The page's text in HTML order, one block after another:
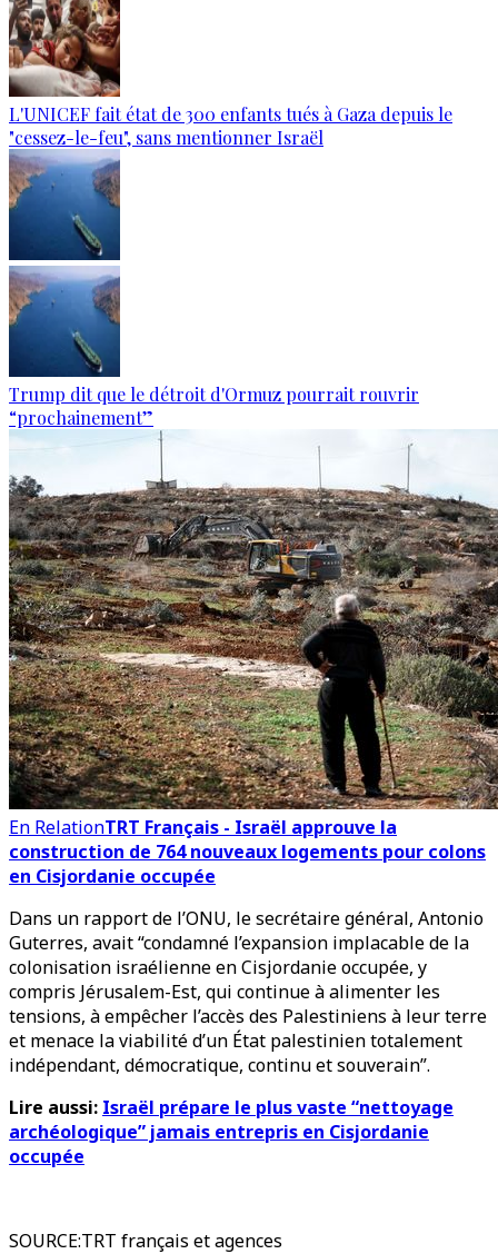
L'UNICEF fait état de 300 enfants tués à Gaza depuis le
"cessez-le-feu", sans mentionner Israël
Trump dit que le détroit d'Ormuz pourrait rouvrir
“prochainement”
En RelationTRT Français - Israël approuve la
construction de 764 nouveaux logements pour colons
en Cisjordanie occupée
Dans un rapport de l’ONU, le secrétaire général, Antonio
Guterres, avait “condamné l’expansion implacable de la
colonisation israélienne en Cisjordanie occupée, y
compris Jérusalem-Est, qui continue à alimenter les
tensions, à empêcher l’accès des Palestiniens à leur terre
et menace la viabilité d’un État palestinien totalement
indépendant, démocratique, continu et souverain”.
Lire aussi: Israël prépare le plus vaste “nettoyage
archéologique” jamais entrepris en Cisjordanie
occupée
SOURCE:TRT français et agences